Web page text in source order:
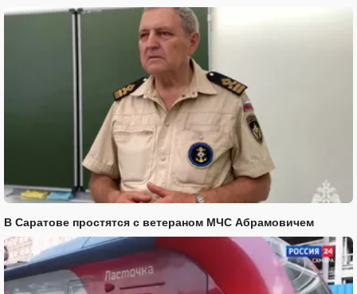
В Саратове простятся с ветераном МЧС Абрамовичем